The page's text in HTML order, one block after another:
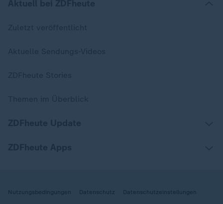
Nutzungsbedingungen Datenschutz Datenschutzeinstellungen